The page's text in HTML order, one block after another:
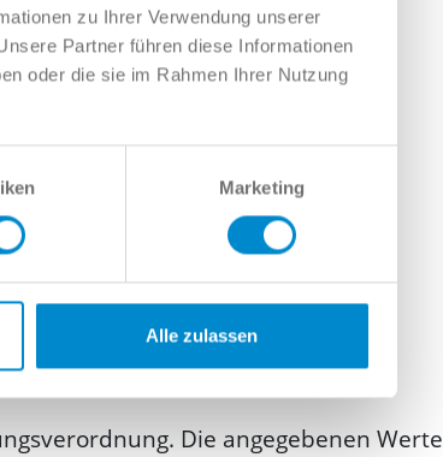
zu Ihrer Verwendung unserer
Partner führen diese Informationen
oder die sie im Rahmen Ihrer Nutzung
Marketing
Alle zulassen
Die angegebenen Werte